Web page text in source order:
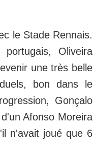
le Stade Rennais.
Oliveira
une très belle
bon dans le
Gonçalo
Afonso Moreira
n'avait joué que 6